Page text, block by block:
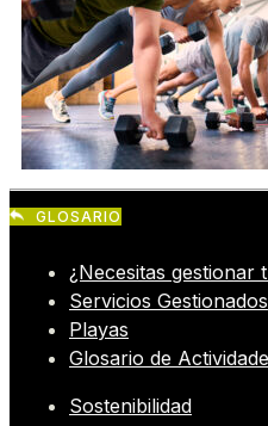
GLOSARIO
¿Necesitas gestionar
Servicios Gestionados
Playas
Glosario de
Sostenibilidad